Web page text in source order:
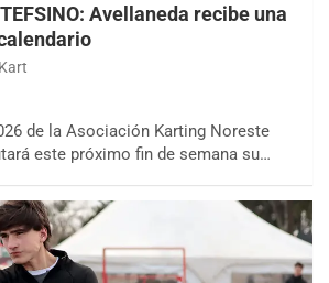
Avellaneda recibe una
de la Asociación Karting Noreste
este próximo fin de semana su…